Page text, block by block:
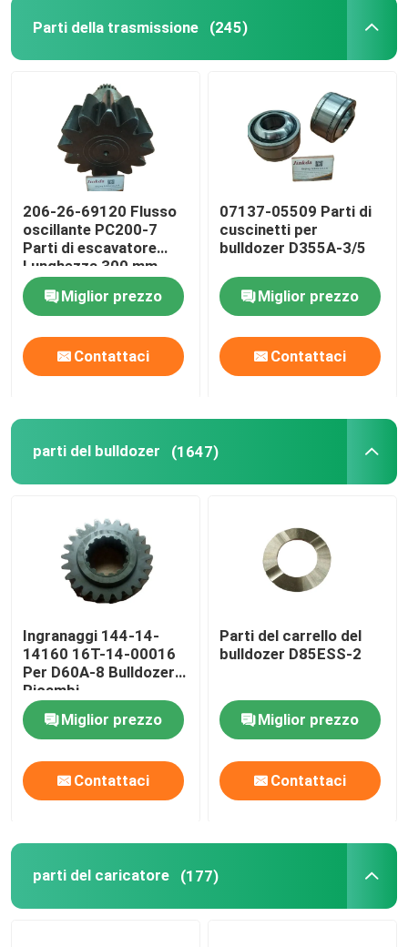
Prodotti
Parti della trasmissione (245)
206-26-69120 Flusso
oscillante PC200-7
Parti di escavatore
Lunghezza 300 mm
Miglior prezzo
Contattaci
07137-05509 Parti di
cuscinetti per
bulldozer D355A-3/5
Miglior prezzo
Contattaci
parti del bulldozer (1647)
Ingranaggi 144-14-
14160 16T-14-00016
Per D60A-8 Bulldozer
Ricambi
Miglior prezzo
Contattaci
Parti del carrello del
bulldozer D85ESS-2
Miglior prezzo
Contattaci
parti del caricatore (177)